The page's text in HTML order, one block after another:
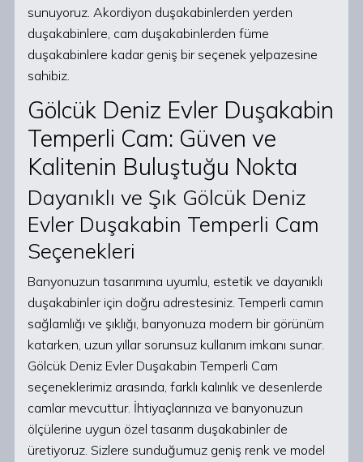
sunuyoruz. Akordiyon duşakabinlerden yerden
duşakabinlere, cam duşakabinlerden füme
duşakabinlere kadar geniş bir seçenek yelpazesine
sahibiz.
Gölcük Deniz Evler Duşakabin
Temperli Cam: Güven ve
Kalitenin Buluştuğu Nokta
Dayanıklı ve Şık Gölcük Deniz
Evler Duşakabin Temperli Cam
Seçenekleri
Banyonuzun tasarımına uyumlu, estetik ve dayanıklı
duşakabinler için doğru adrestesiniz. Temperli camın
sağlamlığı ve şıklığı, banyonuza modern bir görünüm
katarken, uzun yıllar sorunsuz kullanım imkanı sunar.
Gölcük Deniz Evler Duşakabin Temperli Cam
seçeneklerimiz arasında, farklı kalınlık ve desenlerde
camlar mevcuttur. İhtiyaçlarınıza ve banyonuzun
ölçülerine uygun özel tasarım duşakabinler de
üretiyoruz. Sizlere sunduğumuz geniş renk ve model